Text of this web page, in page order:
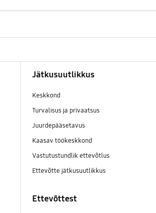
Jätkusuutlikkus
Keskkond
Turvalisus ja privaatsus
Juurdepääsetavus
Kaasav töökeskkond
Vastutustundlik ettevõtlus
Ettevõtte jätkusuutlikkus
Ettevõttest